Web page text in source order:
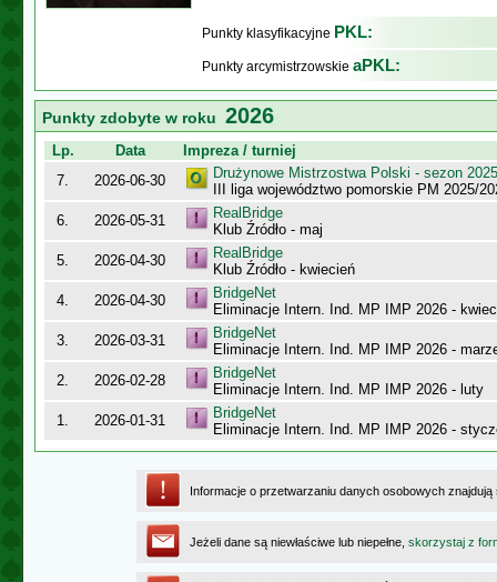
Punkty klasyfikacyjne PKL:
Punkty arcymistrzowskie aPKL:
Punkty zdobyte w roku 2026
Lp. Data
Impreza / turniej
7.
2026-06-30
Drużynowe Mistrzostwa Polski - sezon
III liga województwo pomorskie PM 2025/
6.
2026-05-31
RealBridge
Klub Źródło - maj
5.
2026-04-30
RealBridge
Klub Źródło - kwiecień
4.
2026-04-30
BridgeNet
Eliminacje Intern. Ind. MP IMP 2026 -
3.
2026-03-31
BridgeNet
Eliminacje Intern. Ind. MP IMP 2026 -
2.
2026-02-28
BridgeNet
Eliminacje Intern. Ind. MP IMP 2026 - luty
1.
2026-01-31
BridgeNet
Eliminacje Intern. Ind. MP IMP 2026 -
Informacje o przetwarzaniu danych osobowych
Jeżeli dane są niewłaściwe lub niepełne, skorzystaj z